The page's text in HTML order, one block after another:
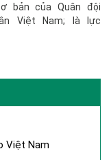
bản của Quân đội
Việt Nam; là lực
Việt Nam